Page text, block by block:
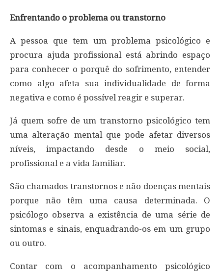
Enfrentando o problema ou transtorno
A pessoa que tem um problema psicológico e
procura ajuda profissional está abrindo espaço
para conhecer o porquê do sofrimento, entender
como algo afeta sua individualidade de forma
negativa e como é possível reagir e superar.
Já quem sofre de um transtorno psicológico tem
uma alteração mental que pode afetar diversos
níveis, impactando desde o meio social,
profissional e a vida familiar.
São chamados transtornos e não doenças mentais
porque não têm uma causa determinada. O
psicólogo observa a existência de uma série de
sintomas e sinais, enquadrando-os em um grupo
ou outro.
Contar com o acompanhamento psicológico